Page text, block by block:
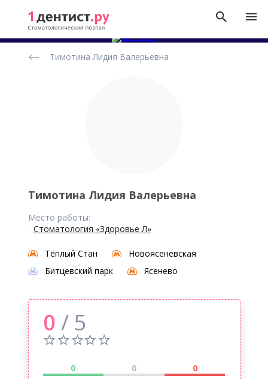
стоматологов
Тимотина Лидия Валерьевна
Тимотина Лидия Валерьевна
Место работы:
- Стоматология «Здоровье Л»
Тёплый Стан
Новоясеневская
Битцевский парк
Ясенево
0 / 5
0 0 0